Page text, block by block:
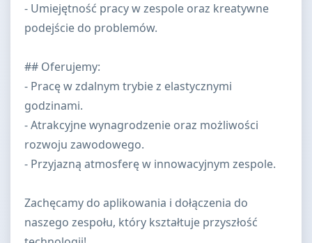
- Umiejętność pracy w zespole oraz kreatywne
podejście do problemów.
## Oferujemy:
- Pracę w zdalnym trybie z elastycznymi
godzinami.
- Atrakcyjne wynagrodzenie oraz możliwości
rozwoju zawodowego.
- Przyjazną atmosferę w innowacyjnym zespole.
Zachęcamy do aplikowania i dołączenia do
naszego zespołu, który kształtuje przyszłość